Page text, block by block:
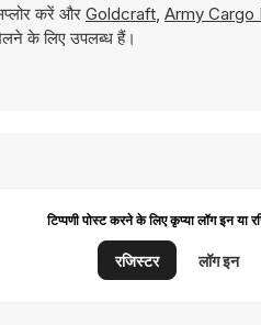
करें और Goldcraft, Army Cargo
के लिए उपलब्ध हैं।
टिप्पणी पोस्ट करने के लिए कृप्या लॉग इन या
रजिस्टर लॉग इन